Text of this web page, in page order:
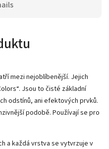
mezi nejoblíbenější. Jejich
“. Jsou to čisté základní
odstínů, ani efektových prvků.
podobě. Používají se pro
a každá vrstva se vytvrzuje v